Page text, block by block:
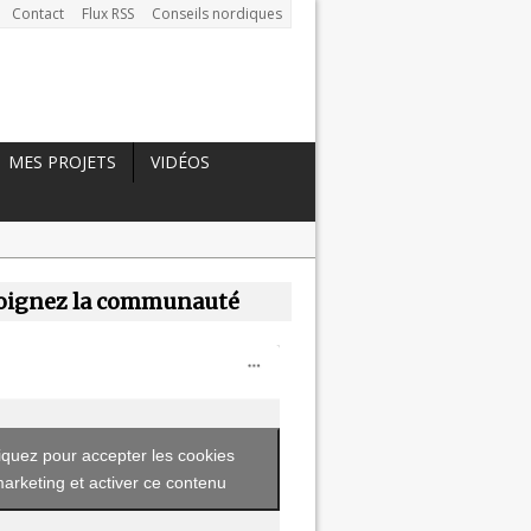
Contact Flux RSS Conseils nordiques
MES PROJETS
VIDÉOS
la communauté
pour accepter les cookies
et activer ce contenu